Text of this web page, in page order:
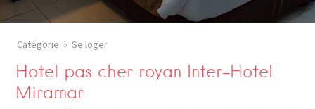
Catégorie Se loger
Hotel pas cher royan Inter-Hotel
Miramar